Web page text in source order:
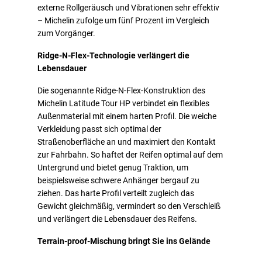
externe Rollgeräusch und Vibrationen sehr effektiv
– Michelin zufolge um fünf Prozent im Vergleich
zum Vorgänger.
Ridge-N-Flex-Technologie verlängert die
Lebensdauer
Die sogenannte Ridge-N-Flex-Konstruktion des
Michelin Latitude Tour HP verbindet ein flexibles
Außenmaterial mit einem harten Profil. Die weiche
Verkleidung passt sich optimal der
Straßenoberfläche an und maximiert den Kontakt
zur Fahrbahn. So haftet der Reifen optimal auf dem
Untergrund und bietet genug Traktion, um
beispielsweise schwere Anhänger bergauf zu
ziehen. Das harte Profil verteilt zugleich das
Gewicht gleichmäßig, vermindert so den Verschleiß
und verlängert die Lebensdauer des Reifens.
Terrain-proof-Mischung bringt Sie ins Gelände